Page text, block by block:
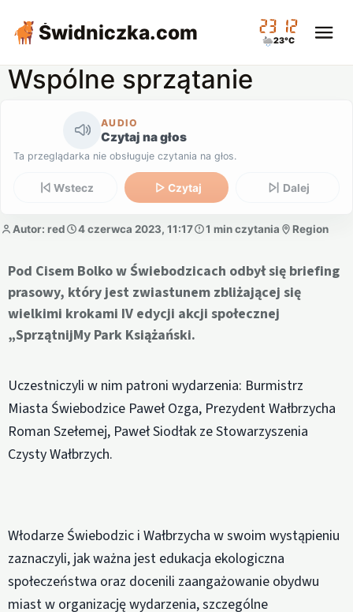
Świdniczka.com 23:12
23°C
Wspólne sprzątanie
AUDIO
Czytaj na głos
Ta przeglądarka nie obsługuje czytania na głos.
Wstecz Czytaj Dalej
Autor: red 4 czerwca 2023, 11:17 1 min czytania Region
Pod Cisem Bolko w Świebodzicach odbył się briefing
prasowy, który jest zwiastunem zbliżającej się
wielkimi krokami IV edycji akcji społecznej
„SprzątnijMy Park Książański.
Uczestniczyli w nim patroni wydarzenia: Burmistrz
Miasta Świebodzice Paweł Ozga, Prezydent Wałbrzycha
Roman Szełemej, Paweł Siodłak ze Stowarzyszenia
Czysty Wałbrzych.
Włodarze Świebodzic i Wałbrzycha w swoim wystąpieniu
zaznaczyli, jak ważna jest edukacja ekologiczna
społeczeństwa oraz docenili zaangażowanie obydwu
miast w organizację wydarzenia, szczególne